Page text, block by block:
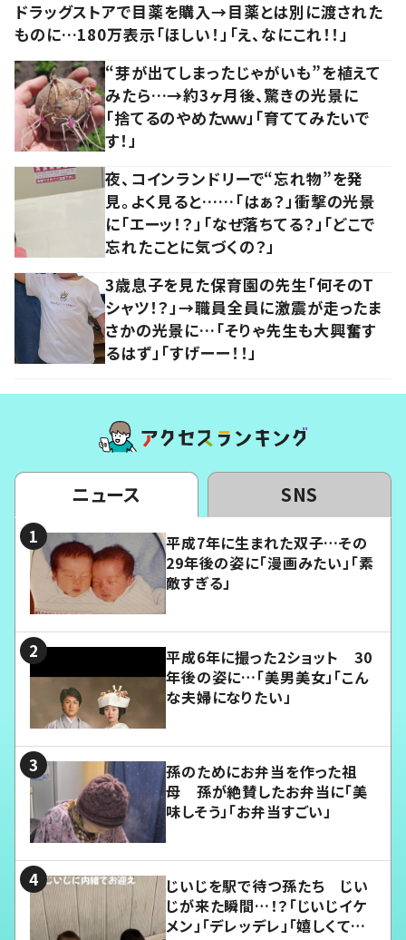
ドラッグストアで目薬を購入→目薬とは別に渡された
ものに…180万表示「ほしい！」「え、なにこれ！！」
“芽が出てしまったじゃがいも”を植えて
みたら…→約3ヶ月後、驚きの光景に
「捨てるのやめたｗｗ」「育ててみたいで
す！」
夜、コインランドリーで“忘れ物”を発
見。よく見ると……「はぁ？」衝撃の光景
に「エーッ！？」「なぜ落ちてる？」「どこで
忘れたことに気づくの？」
3歳息子を見た保育園の先生「何そのT
シャツ！？」→職員全員に激震が走ったま
さかの光景に…「そりゃ先生も大興奮す
るはず」「すげーー！！」
ニュース SNS
平成7年に生まれた双子…その
29年後の姿に「漫画みたい」「素
敵すぎる」
平成6年に撮った2ショット 30
年後の姿に…「美男美女」「こん
な夫婦になりたい」
孫のためにお弁当を作った祖
母 孫が絶賛したお弁当に「美
味しそう」「お弁当すごい」
じいじを駅で待つ孫たち じい
じが来た瞬間…！？「じいじイケ
メン」「デレッデレ」「嬉しくて可